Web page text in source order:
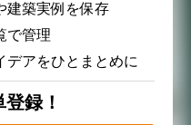
建築実例を保存
で管理
デアをひとまとめに
録！